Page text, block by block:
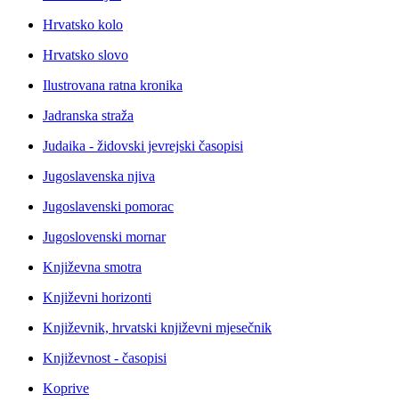
Hrvatsko kolo
Hrvatsko slovo
Ilustrovana ratna kronika
Jadranska straža
Judaika - židovski jevrejski časopisi
Jugoslavenska njiva
Jugoslavenski pomorac
Jugoslovenski mornar
Književna smotra
Književni horizonti
Književnik, hrvatski književni mjesečnik
Književnost - časopisi
Koprive